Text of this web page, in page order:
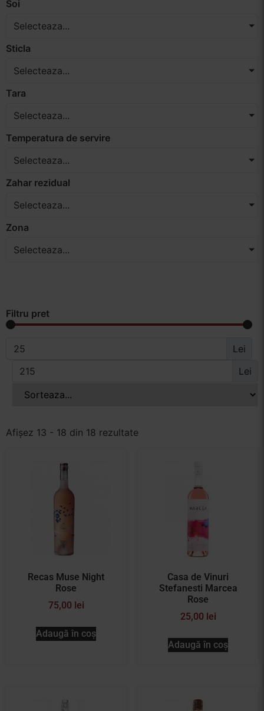
Soi
Selecteaza...
Sticla
Selecteaza...
Tara
Selecteaza...
Temperatura de servire
Selecteaza...
Zahar rezidual
Selecteaza...
Zona
Selecteaza...
Filtru pret
Lei
Lei
Afișez 13 - 18 din 18 rezultate
Recas Muse Night
Rose
75,00 lei
Adaugă în coș
Casa de Vinuri
Stefanesti Marcea
Rose
25,00 lei
Adaugă în coș